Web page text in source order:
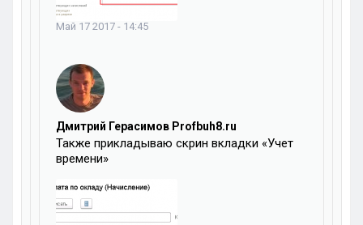
Май 17 2017 - 14:45
Дмитрий Герасимов Profbuh8.ru
Также прикладываю скрин вкладки «Учет
времени»